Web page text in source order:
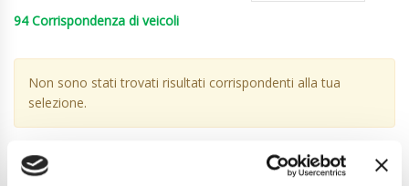
94 Corrispondenza di veicoli
Non sono stati trovati risultati corrispondenti alla tua
selezione.